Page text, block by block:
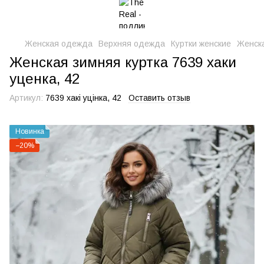
Женская одежда Верхняя одежда Куртки женские
Женская зимняя куртка 7639 хаки
уценка, 42
Артикул: 7639 хакі уцінка, 42 Оставить отзыв
Новинка
−20%